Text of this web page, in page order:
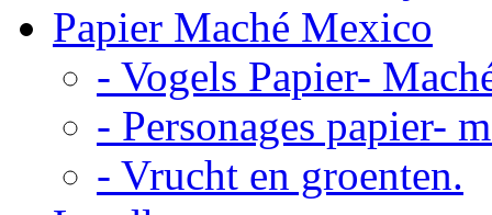
Papier Maché Mexico
- Vogels Papier-
- Personages papier-
- Vrucht en groenten.